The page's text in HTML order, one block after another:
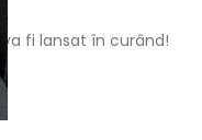
fi lansat în curând!